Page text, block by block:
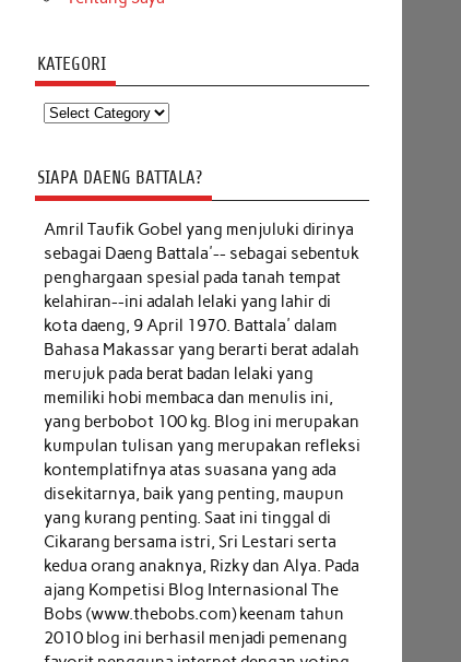
KATEGORI
Kategori
SIAPA DAENG BATTALA?
Amril Taufik Gobel yang menjuluki dirinya
sebagai Daeng Battala'-- sebagai sebentuk
penghargaan spesial pada tanah tempat
kelahiran--ini adalah lelaki yang lahir di
kota daeng, 9 April 1970. Battala' dalam
Bahasa Makassar yang berarti berat adalah
merujuk pada berat badan lelaki yang
memiliki hobi membaca dan menulis ini,
yang berbobot 100 kg. Blog ini merupakan
kumpulan tulisan yang merupakan refleksi
kontemplatifnya atas suasana yang ada
disekitarnya, baik yang penting, maupun
yang kurang penting. Saat ini tinggal di
Cikarang bersama istri, Sri Lestari serta
kedua orang anaknya, Rizky dan Alya. Pada
ajang Kompetisi Blog Internasional The
Bobs (www.thebobs.com) keenam tahun
2010 blog ini berhasil menjadi pemenang